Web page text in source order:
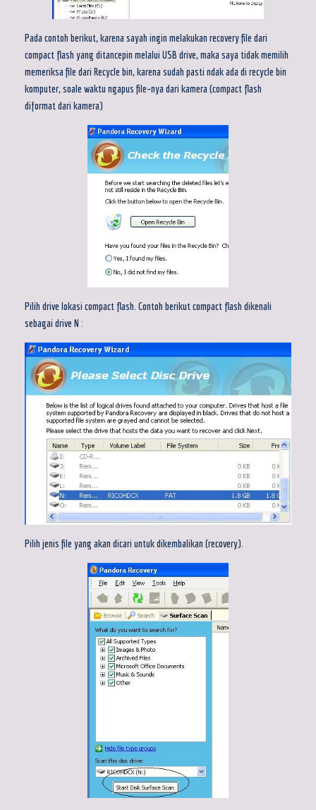
Pada contoh berikut, karena sayah ingin melakukan recovery file dari
compact flash yang ditancepin melalui USB drive, maka saya tidak memilih
memeriksa file dari Recycle bin, karena sudah pasti ndak ada di recycle bin
komputer, soale waktu ngapus file-nya dari kamera (compact flash
diformat dari kamera)
Pilih drive lokasi compact flash. Contoh berikut compact flash dikenali
sebagai drive N :
Pilih jenis file yang akan dicari untuk dikembalikan (recovery).